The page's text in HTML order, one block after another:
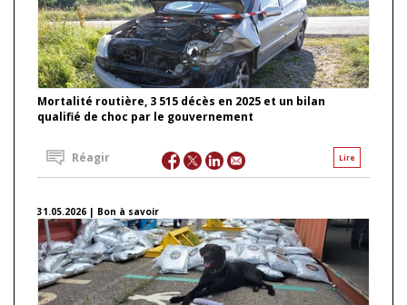
Mortalité routière, 3 515 décès en 2025 et un bilan
qualifié de choc par le gouvernement
Lire
Réagir
31.05.2026 | Bon à savoir